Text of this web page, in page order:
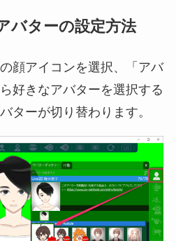
バターの設定方法
顔アイコンを選択、「アバ
好きなアバターを選択する
ターが切り替わります。